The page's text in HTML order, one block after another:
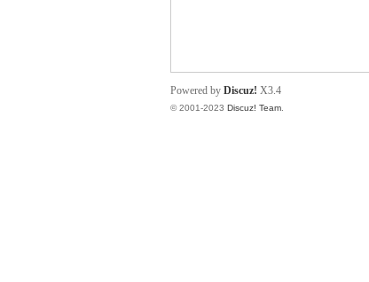
Powered by Discuz! X3.4
© 2001-2023 Discuz! Team